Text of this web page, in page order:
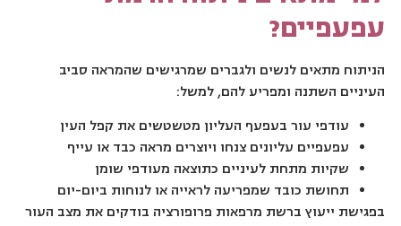
עפעפיים?
הניתוח מתאים לנשים ולגברים שמרגישים שהמראה סביב
העיניים השתנה ומפריע להם, למשל:
עודפי עור בעפעף העליון מטשטשים את קפל העין
עפעפיים עליונים צנחו ויוצרים מראה כבד או עייף
שקיות מתחת לעיניים כתוצאה מעודפי שומן
תחושת כובד שמפריעה לראייה או לנוחות ביום-יום
בפגישת ייעוץ ברשת מרפאות פרופורציה בודקים את מצב העור